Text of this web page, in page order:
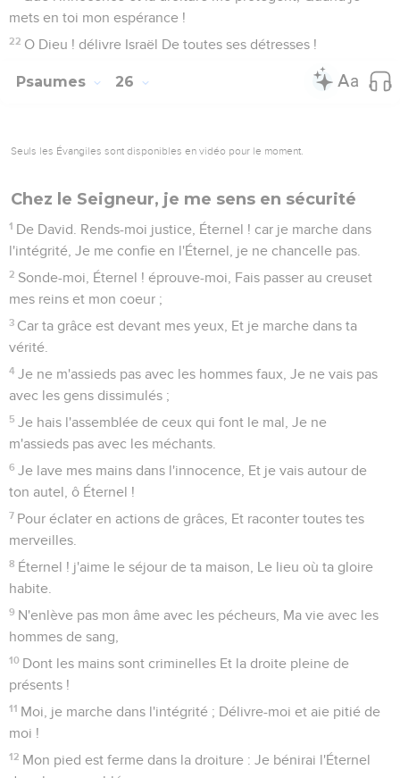
mets en toi mon espérance !
22 O Dieu ! délivre Israël De toutes ses détresses !
Psaumes 26
Seuls les Évangiles sont disponibles en vidéo pour le moment.
Chez le Seigneur, je me sens en sécurité
1 De David. Rends-moi justice, Éternel ! car je marche dans
l'intégrité, Je me confie en l'Éternel, je ne chancelle pas.
2 Sonde-moi, Éternel ! éprouve-moi, Fais passer au creuset
mes reins et mon coeur ;
3 Car ta grâce est devant mes yeux, Et je marche dans ta
vérité.
4 Je ne m'assieds pas avec les hommes faux, Je ne vais pas
avec les gens dissimulés ;
5 Je hais l'assemblée de ceux qui font le mal, Je ne
m'assieds pas avec les méchants.
6 Je lave mes mains dans l'innocence, Et je vais autour de
ton autel, ô Éternel !
7 Pour éclater en actions de grâces, Et raconter toutes tes
merveilles.
8 Éternel ! j'aime le séjour de ta maison, Le lieu où ta gloire
habite.
9 N'enlève pas mon âme avec les pécheurs, Ma vie avec les
hommes de sang,
10 Dont les mains sont criminelles Et la droite pleine de
présents !
11 Moi, je marche dans l'intégrité ; Délivre-moi et aie pitié de
moi !
12 Mon pied est ferme dans la droiture : Je bénirai l'Éternel